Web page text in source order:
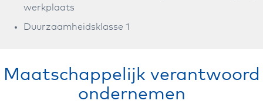
werkplaats
Duurzaamheidsklasse 1
Maatschappelijk verantwoord
ondernemen